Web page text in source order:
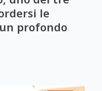
le
profondo